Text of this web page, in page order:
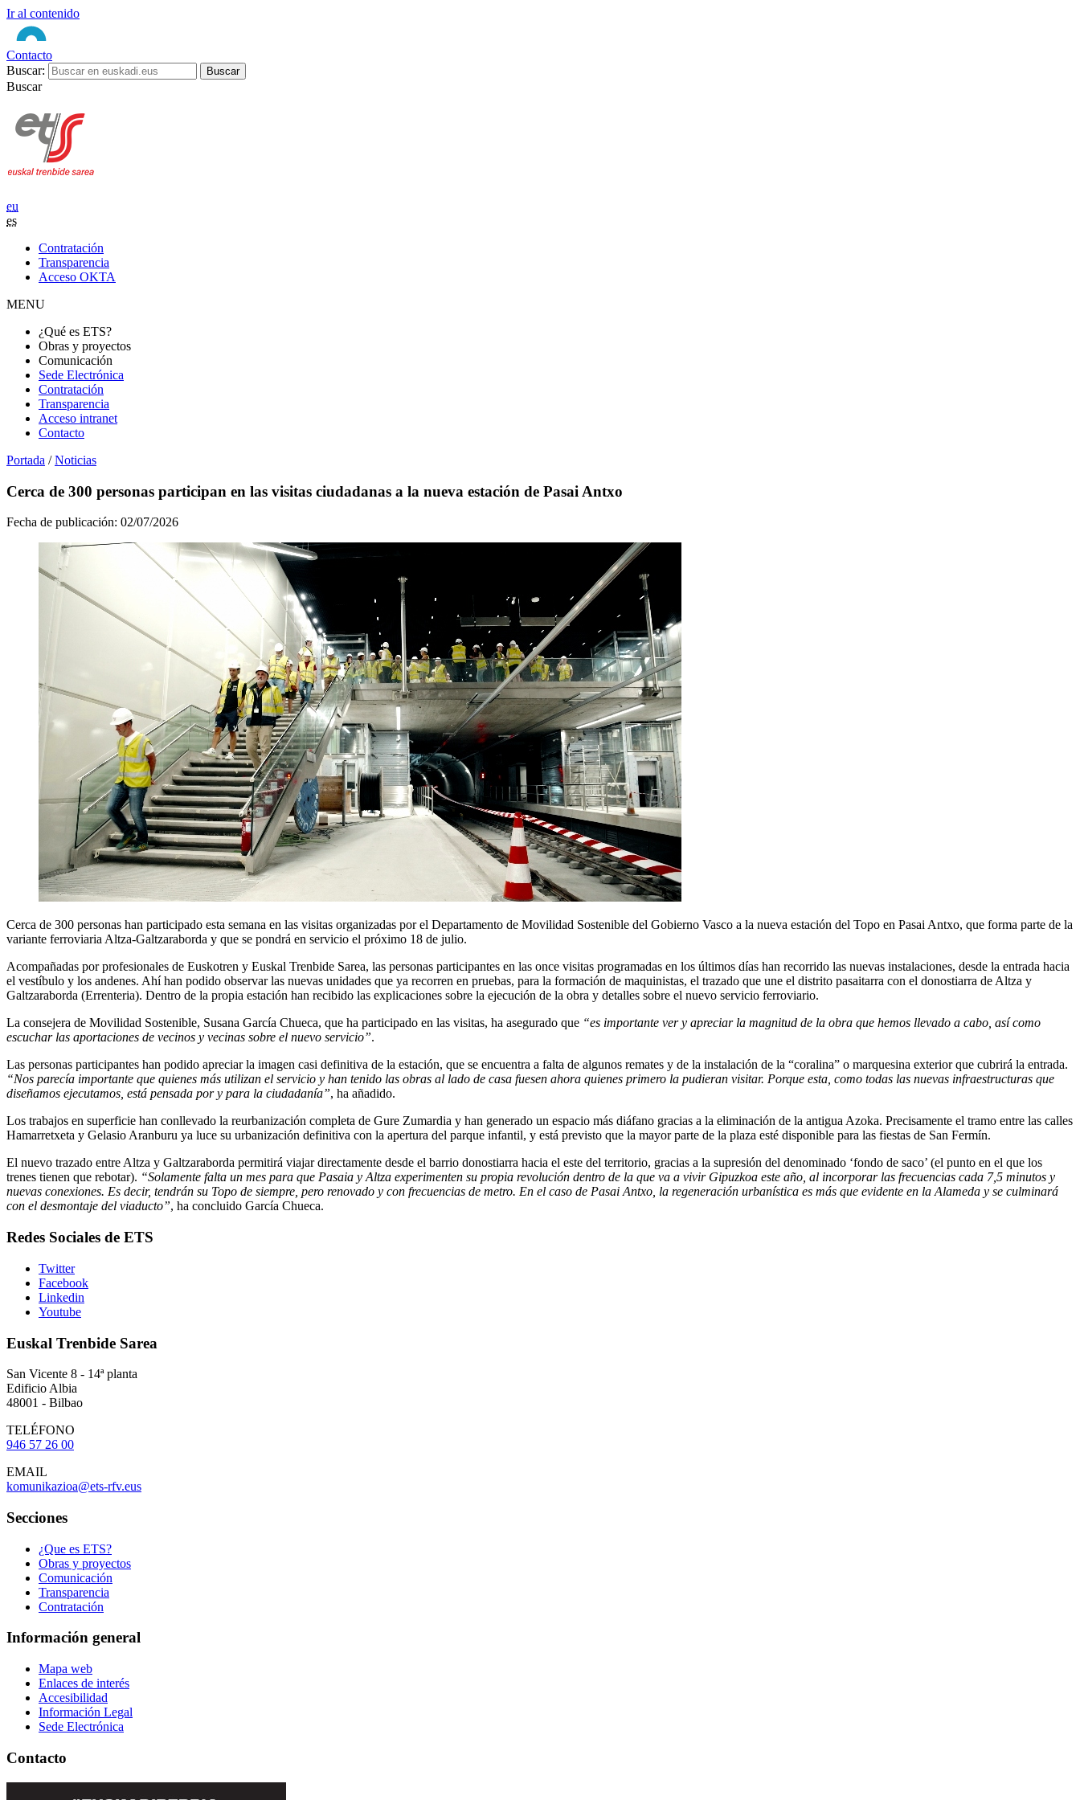
Ir al contenido
Contacto
Buscar:
Buscar
eu
es
Contratación
Transparencia
Acceso OKTA
MENU
¿Qué es ETS?
Obras y proyectos
Comunicación
Sede Electrónica
Contratación
Transparencia
Acceso intranet
Contacto
Portada / Noticias
Cerca de 300 personas participan en las visitas ciudadanas a la nueva estación de Pasai Antxo
Fecha de publicación: 02/07/2026
Cerca de 300 personas han participado esta semana en las visitas organizadas por el Departamento de Movilidad Sostenible del Gobierno Vasco a la nueva estación del Topo en Pasai Antxo, que forma parte de la
variante ferroviaria Altza-Galtzaraborda y que se pondrá en servicio el próximo 18 de julio.
Acompañadas por profesionales de Euskotren y Euskal Trenbide Sarea, las personas participantes en las once visitas programadas en los últimos días han recorrido las nuevas instalaciones, desde la entrada hacia
el vestíbulo y los andenes. Ahí han podido observar las nuevas unidades que ya recorren en pruebas, para la formación de maquinistas, el trazado que une el distrito pasaitarra con el donostiarra de Altza y
Galtzaraborda (Errenteria). Dentro de la propia estación han recibido las explicaciones sobre la ejecución de la obra y detalles sobre el nuevo servicio ferroviario.
La consejera de Movilidad Sostenible, Susana García Chueca, que ha participado en las visitas, ha asegurado que “es importante ver y apreciar la magnitud de la obra que hemos llevado a cabo, así como
escuchar las aportaciones de vecinos y vecinas sobre el nuevo servicio”.
Las personas participantes han podido apreciar la imagen casi definitiva de la estación, que se encuentra a falta de algunos remates y de la instalación de la “coralina” o marquesina exterior que cubrirá la entrada.
“Nos parecía importante que quienes más utilizan el servicio y han tenido las obras al lado de casa fuesen ahora quienes primero la pudieran visitar. Porque esta, como todas las nuevas infraestructuras que
diseñamos ejecutamos, está pensada por y para la ciudadanía”, ha añadido.
Los trabajos en superficie han conllevado la reurbanización completa de Gure Zumardia y han generado un espacio más diáfano gracias a la eliminación de la antigua Azoka. Precisamente el tramo entre las calles
Hamarretxeta y Gelasio Aranburu ya luce su urbanización definitiva con la apertura del parque infantil, y está previsto que la mayor parte de la plaza esté disponible para las fiestas de San Fermín.
El nuevo trazado entre Altza y Galtzaraborda permitirá viajar directamente desde el barrio donostiarra hacia el este del territorio, gracias a la supresión del denominado ‘fondo de saco’ (el punto en el que los
trenes tienen que rebotar). “Solamente falta un mes para que Pasaia y Altza experimenten su propia revolución dentro de la que va a vivir Gipuzkoa este año, al incorporar las frecuencias cada 7,5 minutos y
nuevas conexiones. Es decir, tendrán su Topo de siempre, pero renovado y con frecuencias de metro. En el caso de Pasai Antxo, la regeneración urbanística es más que evidente en la Alameda y se culminará
con el desmontaje del viaducto”, ha concluido García Chueca.
Redes Sociales de ETS
Twitter
Facebook
Linkedin
Youtube
Euskal Trenbide Sarea
San Vicente 8 - 14ª planta
Edificio Albia
48001 - Bilbao
TELÉFONO
946 57 26 00
EMAIL
komunikazioa@ets-rfv.eus
Secciones
¿Que es ETS?
Obras y proyectos
Comunicación
Transparencia
Contratación
Información general
Mapa web
Enlaces de interés
Accesibilidad
Información Legal
Sede Electrónica
Contacto